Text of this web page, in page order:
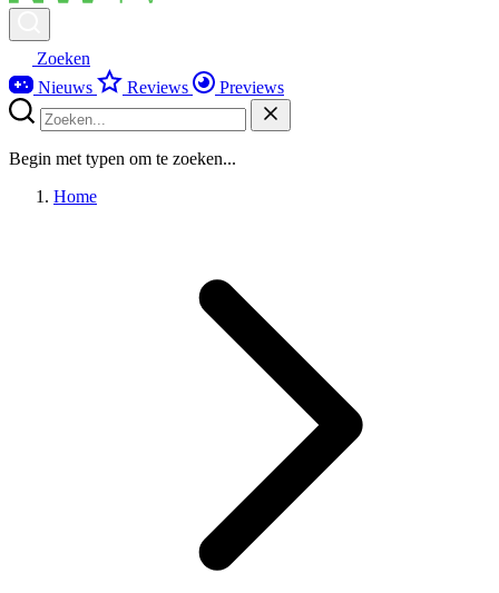
Zoeken
Nieuws
Reviews Previews
Begin met typen om te zoeken...
Home